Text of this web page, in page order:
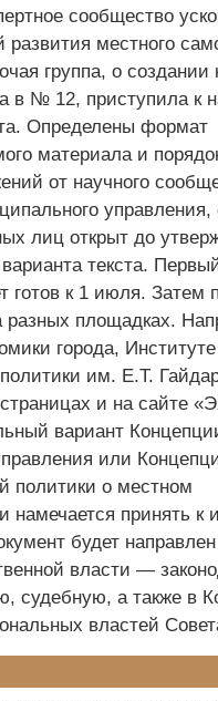
сообщество
развития местного
группа, о создании
№ 12, приступила к
Определены формат
материала и
от научного
управления,
лиц открыт до
варианта текста.
готов к 1 июля. Затем
разных площадках.
города, Институте
им. Е.Т.
и на сайте
вариант
или
политики о местном
намечается принять к
будет
власти —
судебную, а также в
властей